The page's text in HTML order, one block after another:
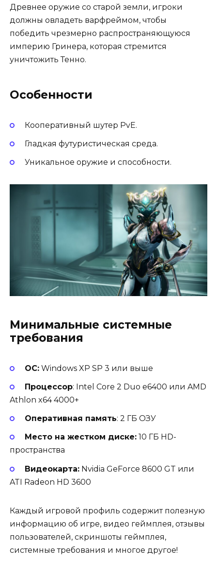
Древнее оружие со старой земли, игроки
должны овладеть варфреймом, чтобы
победить чрезмерно распространяющуюся
империю Гринера, которая стремится
уничтожить Тенно.
Особенности
Кооперативный шутер PvE.
Гладкая футуристическая среда.
Уникальное оружие и способности.
Минимальные системные
требования
ОС:Windows XP SP 3 или выше
Процессор: Intel Core 2 Duo e6400 или AMD
Athlon x64 4000+
Оперативная память: 2 ГБ ОЗУ
Место на жестком диске:10 ГБ HD-
пространства
Видеокарта:Nvidia GeForce 8600 GT или
ATI Radeon HD 3600
Каждый игровой профиль содержит полезную
информацию об игре, видео геймплея, отзывы
пользователей, скриншоты геймплея,
системные требования и многое другое!